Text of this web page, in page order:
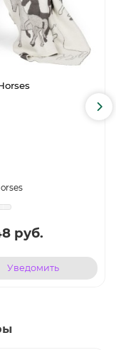
руб.
Уведомить